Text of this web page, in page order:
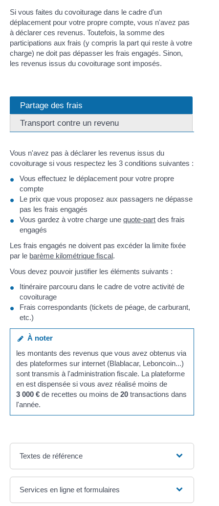
Si vous faites du covoiturage dans le cadre d'un
déplacement pour votre propre compte, vous n'avez pas
à déclarer ces revenus. Toutefois, la somme des
participations aux frais (y compris la part qui reste à votre
charge) ne doit pas dépasser les frais engagés. Sinon,
les revenus issus du covoiturage sont imposés.
Partage des frais
Transport contre un revenu
Vous n'avez pas à déclarer les revenus issus du
covoiturage si vous respectez les 3 conditions suivantes :
Vous effectuez le déplacement pour votre propre
compte
Le prix que vous proposez aux passagers ne dépasse
pas les frais engagés
Vous gardez à votre charge unequote-part des frais
engagés
Les frais engagés ne doivent pas excéder la limite fixée
par le barème kilométrique fiscal.
Vous devez pouvoir justifier les éléments suivants :
Itinéraire parcouru dans le cadre de votre activité de
covoiturage
Frais correspondants (tickets de péage, de carburant,
etc.)
À noter
les montants des revenus que vous avez obtenus via
des plateformes sur internet (Blablacar, Leboncoin...)
sont transmis à l'administration fiscale. La plateforme
en est dispensée si vous avez réalisé moins de
3 000 €de recettes ou moins de 20transactions dans
l'année.
Textes de référence
Services en ligne et formulaires